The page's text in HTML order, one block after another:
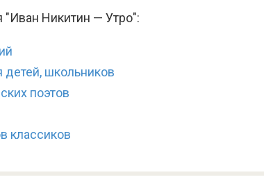
"Иван Никитин — Утро":
детей, школьников
поэтов
классиков